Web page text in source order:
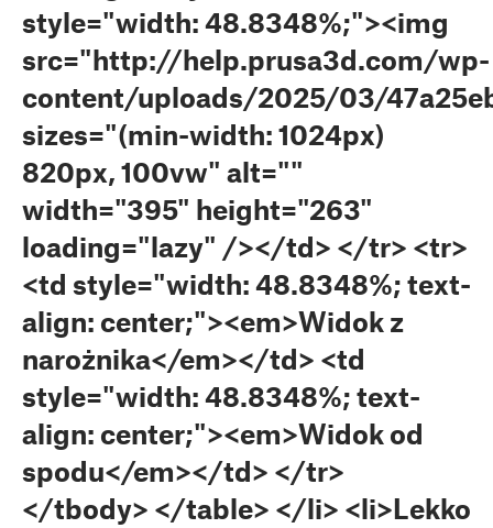
style="width: 48.8348%;"><img
src="http://help.prusa3d.com/wp-
content/uploads/2025/03/
sizes="(min-width: 1024px)
820px, 100vw" alt=""
width="395" height="263"
loading="lazy" /></td> </tr> <tr>
<td style="width: 48.8348%; text-
align: center;"><em>Widok z
narożnika</em></td> <td
style="width: 48.8348%; text-
align: center;"><em>Widok od
spodu</em></td> </tr>
</tbody> </table> </li> <li>Lekko